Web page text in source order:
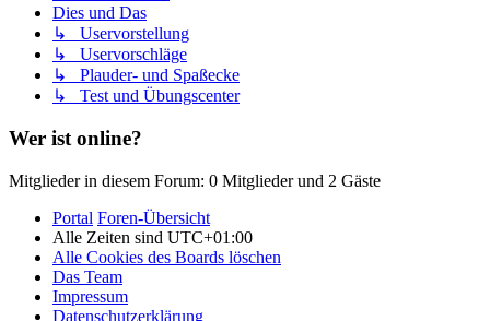
Dies und Das
↳ Uservorstellung
↳ Uservorschläge
↳ Plauder- und Spaßecke
↳ Test und Übungscenter
Wer ist online?
Mitglieder in diesem Forum: 0 Mitglieder und 2 Gäste
Portal Foren-Übersicht
Alle Zeiten sind UTC+01:00
Alle Cookies des Boards löschen
Das Team
Impressum
Datenschutzerklärung